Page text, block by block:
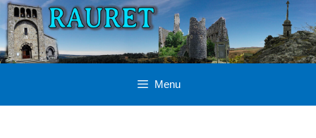
Aller
au
contenu
Menu